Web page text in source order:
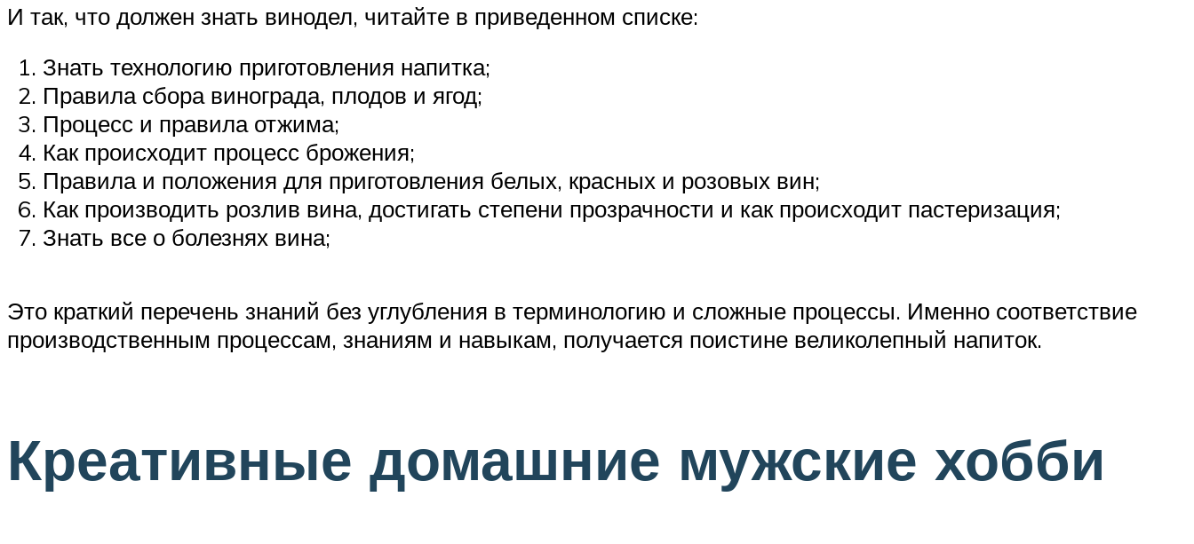
И так, что должен знать винодел, читайте в приведенном списке:
Знать технологию приготовления напитка;
Правила сбора винограда, плодов и ягод;
Процесс и правила отжима;
Как происходит процесс брожения;
Правила и положения для приготовления белых, красных и розовых вин;
Как производить розлив вина, достигать степени прозрачности и как происходит пастеризация;
Знать все о болезнях вина;
Это краткий перечень знаний без углубления в терминологию и сложные процессы. Именно соответствие
производственным процессам, знаниям и навыкам, получается поистине великолепный напиток.
Креативные домашние мужские хобби